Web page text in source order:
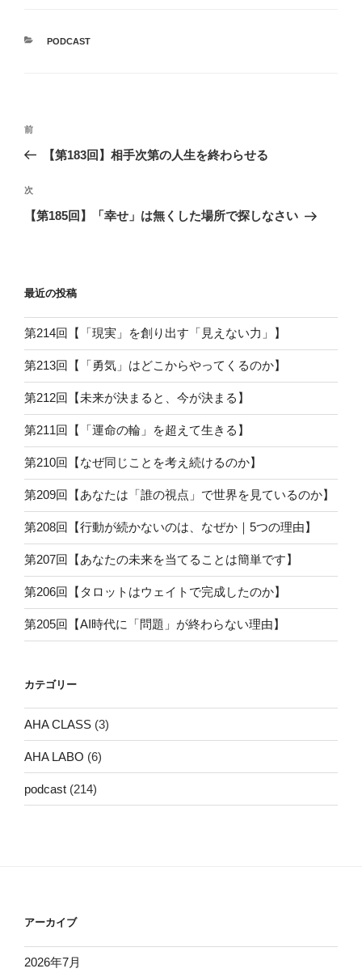
カ
PODCAST
投
ビ
ゲ
ン
前
の
稿
前
【第183回】相手次第の人生を終わらせる
次
の
次
【第185回】「幸せ」は無くした場所で探しなさい
最近の投稿
第214回【「現実」を創り出す「見えない力」】
第213回【「勇気」はどこからやってくるのか】
第212回【未来が決まると、今が決まる】
第211回【「運命の輪」を超えて生きる】
第210回【なぜ同じことを考え続けるのか】
第209回【あなたは「誰の視点」で世界を見ているのか】
第208回【行動が続かないのは、なぜか｜5つの理由】
第207回【あなたの未来を当てることは簡単です】
第206回【タロットはウェイトで完成したのか】
第205回【AI時代に「問題」が終わらない理由】
カテゴリー
AHA CLASS (3)
AHA LABO (6)
podcast (214)
アーカイブ
2026年7月